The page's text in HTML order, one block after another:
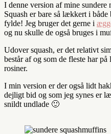
I denne version af mine
Squash er bare så lækkert i
fylde! Jeg bruger det gerne i
og nu skulle de også bruges i
Udover squash, er det relativt
består af og som de fleste har
rosiner.
I min version er der også lidt
dejligt bid og som jeg synes er
snildt undlade 🙂